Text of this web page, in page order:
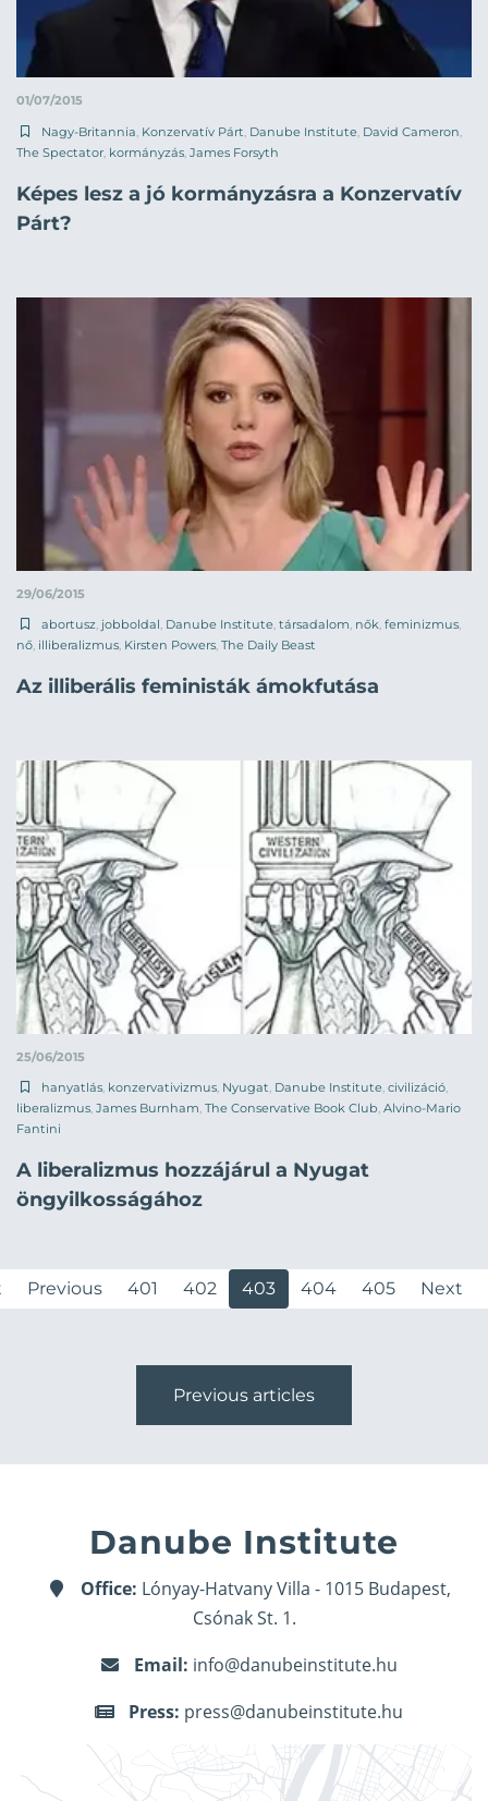
01/07/2015
Nagy-Britannia Konzervatív Párt Danube Institute David Cameron
The Spectator kormányzás James Forsyth
Képes lesz a jó kormányzásra a Konzervatív
Párt?
29/06/2015
abortusz jobboldal Danube Institute társadalom nők feminizmus
nő illiberalizmus Kirsten Powers The Daily Beast
Az illiberális feministák ámokfutása
25/06/2015
hanyatlás, konzervativizmus, Nyugat, Danube Institute, civilizáció,
liberalizmus, James Burnham, The Conservative Book Club, Alvino-Mario
Fantini
A liberalizmus hozzájárul a Nyugat
öngyilkosságához
Previous 401 402 403 404 405 Next
Previous articles
Danube Institute
Office: Lónyay-Hatvany Villa - 1015 Budapest,
Csónak St. 1.
Email: info@danubeinstitute.hu
Press: press@danubeinstitute.hu